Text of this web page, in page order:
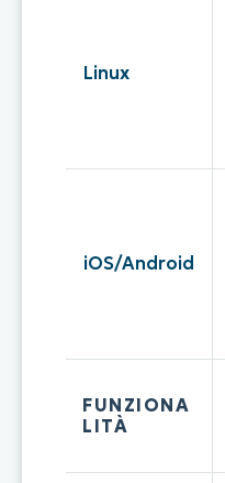
Linux
iOS/Android
FUNZIONA
LITÀ